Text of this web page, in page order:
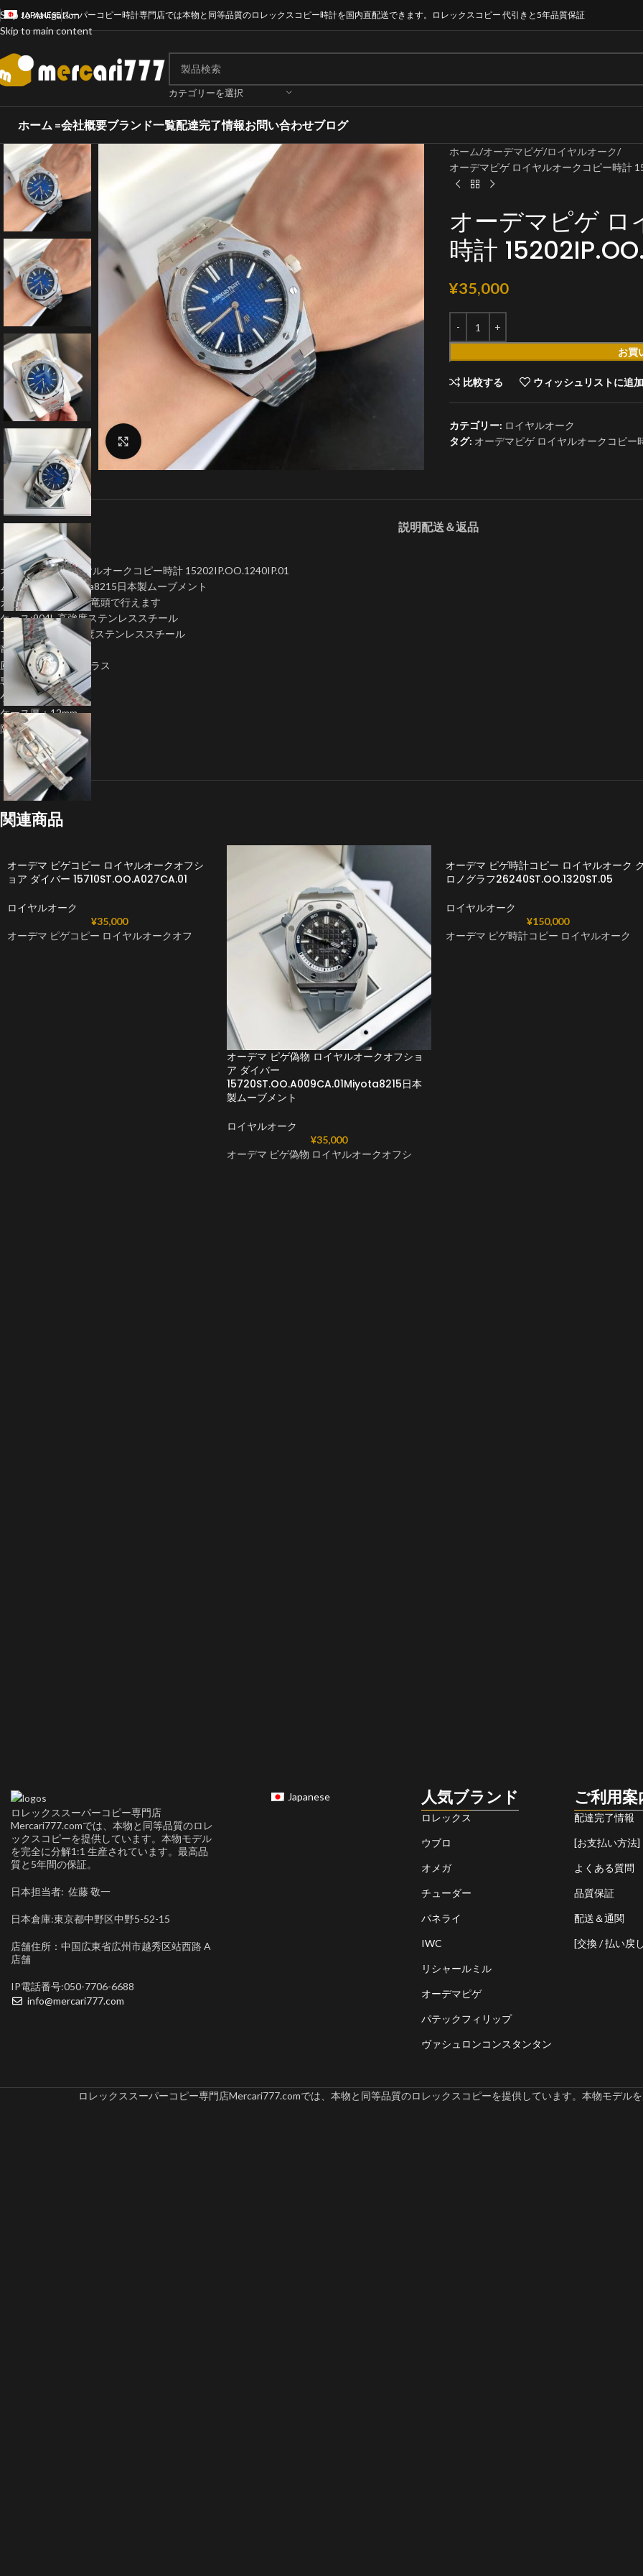
Skip to navigation
Skip to main content
JAPANESEスーパーコピー時計専門店では本物と同等品質のロレックスコピー時計を国内直配送できます。ロレックスコピー 代引きと5年品質保証
カテゴリーを選択
ホーム =会社概要ブランド一覧配達完了情報お問い合わせブログ
クリックで拡大
ホーム オーデマピゲ ロイヤルオーク
オーデマピゲ ロイヤルオークコピー時計
オーデマピゲ ロ
時計
¥35,000
お買
比較する ウィッシュリストに追
カテゴリー: ロイヤルオーク
タグ: オーデマピゲ ロイヤルオークコピー
説明配送＆返品
オーデマピゲ ロイヤルオークコピー時計 15202IP.OO.1240IP.01
ムーブメント:Miyota8215日本製ムーブメント
カレンダー早送りは竜頭で行えます
ケース:904L 高強度ステンレススチール
プレス：904L 高強度ステンレススチール
竜頭：ねじ込み式
風防：サファイヤガラス
専用バックル搭載
ケース径：41.0mm
ケース厚：12mm
防水：5気圧防水
関連商品
オーデマ ピゲコピー ロイヤルオークオフシ
ョア ダイバー 15710ST.OO.A027CA.01
ロイヤルオーク
¥35,000
オーデマ ピゲコピー ロイヤルオークオフ
オーデマ ピゲ偽物 ロイヤルオークオフショ
ア ダイバー
15720ST.OO.A009CA.01Miyota8215日本
製ムーブメント
ロイヤルオーク
¥35,000
オーデマ ピゲ偽物 ロイヤルオークオフシ
オーデマ ピゲ時計コピー ロイヤルオーク
ロノグラフ26240ST.OO.1320ST.05
ロイヤルオーク
¥150,000
オーデマ ピゲ時計コピー ロイヤルオーク
ロレックススーパーコピー専門店
Mercari777.comでは、本物と同等品質のロレ
ックスコピーを提供しています。本物モデル
を完全に分解1:1 生産されています。最高品
質と5年間の保証。
日本担当者: 佐藤 敬一
日本倉庫:東京都中野区中野5-52-15
店舗住所：中国広東省広州市越秀区站西路 A
店舗
IP電話番号:050-7706-6688
info@mercari777.com
Japanese 人気ブランド
ロレックス
ウブロ
オメガ
チューダー
パネライ
IWC
リシャールミル
オーデマピゲ
パテックフィリップ
ヴァシュロンコンスタンタン
ご利用案
配達完了情報
[お支払い方法]
よくある質問
品質保証
配送＆通関
[交換 / 払い戻
ロレックススーパーコピー専門店Mercari777.comでは、本物と同等品質のロレックスコピーを提供しています。本物モデル